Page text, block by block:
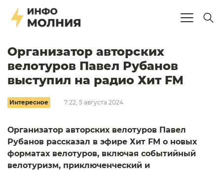
Организатор авторских
велотуров Павел Рубанов
выступил на радио Хит FM
Интересное 7:22, 5 августа 2024
Организатор авторских велотуров Павел
Рубанов рассказал в эфире Хит FM о новых
форматах велотуров, включая событийный
велотуризм, приключенческий и